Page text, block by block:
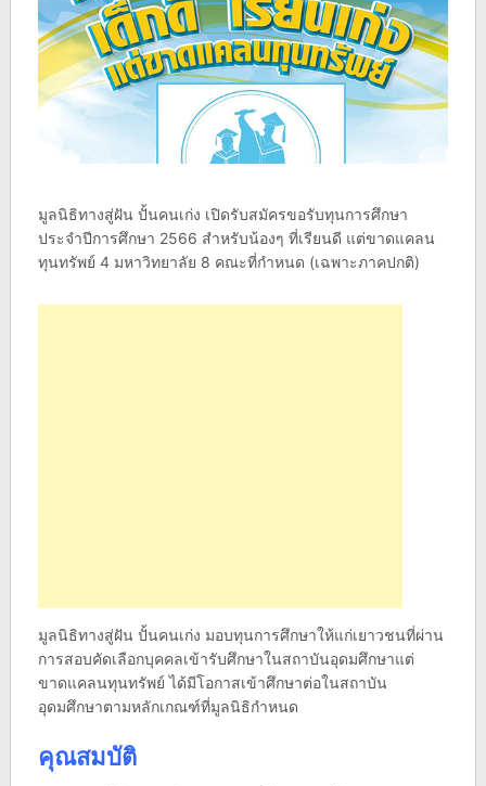
มูลนิธิทางสู่ฝัน ปั้นคนเก่ง เปิดรับสมัครขอรับทุนการศึกษา
ประจำปีการศึกษา 2566 สำหรับน้องๆ ที่เรียนดี แต่ขาดแคลน
ทุนทรัพย์ 4 มหาวิทยาลัย 8 คณะที่กำหนด (เฉพาะภาคปกติ)
มูลนิธิทางสู่ฝัน ปั้นคนเก่ง มอบทุนการศึกษาให้แก่เยาวชนที่ผ่าน
การสอบคัดเลือกบุคคลเข้ารับศึกษาในสถาบันอุดมศึกษาแต่
ขาดแคลนทุนทรัพย์ ได้มีโอกาสเข้าศึกษาต่อในสถาบัน
อุดมศึกษาตามหลักเกณฑ์ที่มูลนิธิกำหนด
คุณสมบัติ